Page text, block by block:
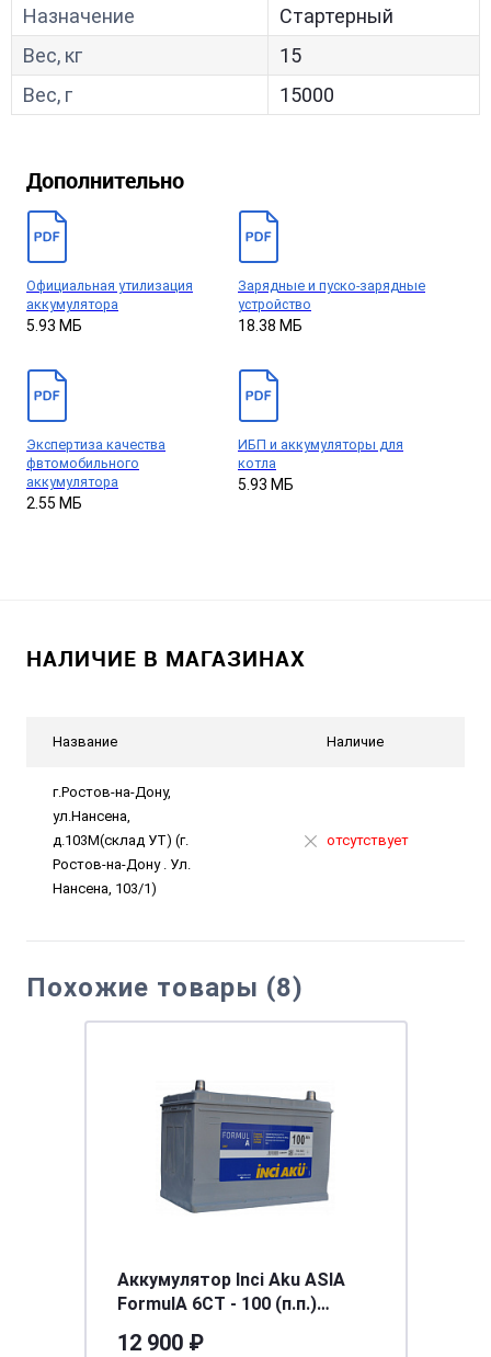
Назначение
Стартерный
Вес, кг
15
Вес, г
15000
Дополнительно
Официальная утилизация
аккумулятора
5.93 МБ
Зарядные и пуско-зарядные
устройство
18.38 МБ
Экспертиза качества
фвтомобильного
аккумулятора
2.55 МБ
ИБП и аккумуляторы для
котла
5.93 МБ
НАЛИЧИЕ В МАГАЗИНАХ
Название Наличие
г.Ростов-на-Дону,
ул.Нансена,
д.103М(склад УТ) (г.
Ростов-на-Дону . Ул.
Нансена, 103/1)
отсутствует
Похожие товары (8)
Аккумулятор Inci Aku ASIA
FormulА 6СТ - 100 (п.п.)
12 900 ₽